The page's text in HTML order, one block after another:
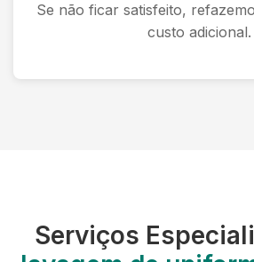
Se não ficar satisfeito,
custo adicional.
Serviços